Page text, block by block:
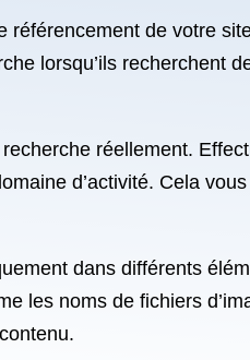
référencement de votre
lorsqu’ils recherchent
réellement.
d’activité. Cela
dans différents
les noms de fichiers